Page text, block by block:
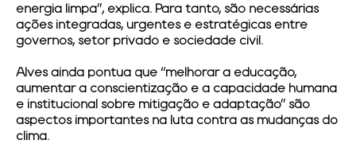
energia limpa”, explica. Para tanto, são necessárias
ações integradas, urgentes e estratégicas entre
governos, setor privado e sociedade civil.
Alves ainda pontua que “melhorar a educação,
aumentar a conscientização e a capacidade humana
e institucional sobre mitigação e adaptação” são
aspectos importantes na luta contra as mudanças do
clima.